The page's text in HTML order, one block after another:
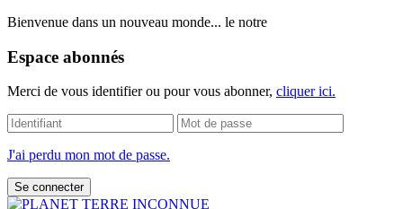
Bienvenue dans un nouveau monde... le notre
Espace abonnés
Merci de vous identifier ou pour vous abonner, cliquer ici.
J'ai perdu mon mot de passe.